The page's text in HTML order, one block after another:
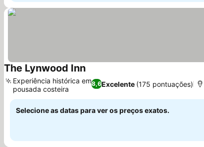
The Lynwood InnVer preços
8,6Excelente (175 pontuações)
Experiência histórica em
pousada costeira
Selecione as datas para ver os preços exatos.